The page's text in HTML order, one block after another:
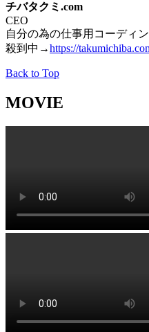
チバタクミ.com
CEO
自分の為の仕事用コーディ
殺到中→https://
Back to Top
MOVIE